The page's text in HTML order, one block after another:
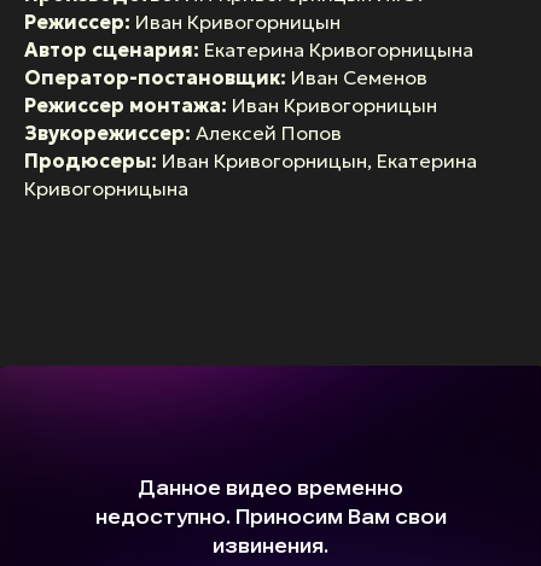
Режиссер: Иван Кривогорницын
Автор сценария: Екатерина Кривогорницына
Оператор-постановщик: Иван Семенов
Режиссер монтажа: Иван Кривогорницын
Звукорежиссер: Алексей Попов
Продюсеры: Иван Кривогорницын, Екатерина
Кривогорницына